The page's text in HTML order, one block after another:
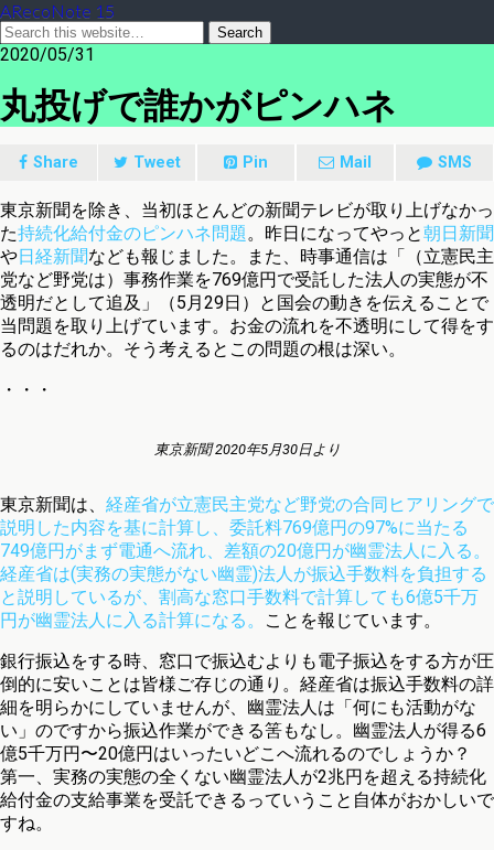
ARecoNote 15
2020/05/31
丸投げで誰かがピンハネ
Share Tweet Pin Mail SMS
東京新聞を除き、当初ほとんどの新聞テレビが取り上げなかっ
た持続化給付金のピンハネ問題。昨日になってやっと朝日新聞
や日経新聞なども報じました。また、時事通信は「（立憲民主
党など野党は）事務作業を769億円で受託した法人の実態が不
透明だとして追及」（5月29日）と国会の動きを伝えることで
当問題を取り上げています。お金の流れを不透明にして得をす
るのはだれか。そう考えるとこの問題の根は深い。
・・・
東京新聞 2020年5月30日より
東京新聞は、 経産省が立憲民主党など野党の合同ヒアリングで
説明した内容を基に計算し、委託料769億円の97%に当たる
749億円がまず電通へ流れ、差額の20億円が幽霊法人に入る。
経産省は(実務の実態がない幽霊)法人が振込手数料を負担する
と説明しているが、割高な窓口手数料で計算しても6億5千万
円が幽霊法人に入る計算になる。
ことを報じています。
銀行振込をする時、窓口で振込むよりも電子振込をする方が圧
倒的に安いことは皆様ご存じの通り。経産省は振込手数料の詳
細を明らかにしていませんが、幽霊法人は「何にも活動がな
い」のですから振込作業ができる筈もなし。幽霊法人が得る6
億5千万円〜20億円はいったいどこへ流れるのでしょうか？
第一、実務の実態の全くない幽霊法人が2兆円を超える持続化
給付金の支給事業を受託できるっていうこと自体がおかしいで
すね。